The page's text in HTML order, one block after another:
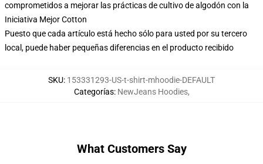
comprometidos a mejorar las prácticas de cultivo de algodón con la
Iniciativa Mejor Cotton
Puesto que cada artículo está hecho sólo para usted por su tercero
local, puede haber pequeñas diferencias en el producto recibido
SKU: 153331293-US-t-shirt-mhoodie-DEFAULT
Categorías: NewJeans Hoodies,
What Customers Say